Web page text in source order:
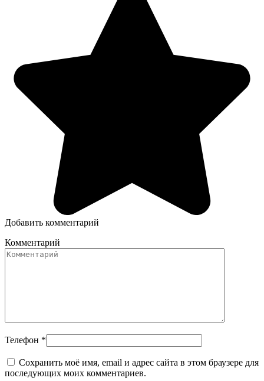
Добавить комментарий
Комментарий
Телефон *
Сохранить моё имя, email и адрес сайта в этом браузере для
последующих моих комментариев.